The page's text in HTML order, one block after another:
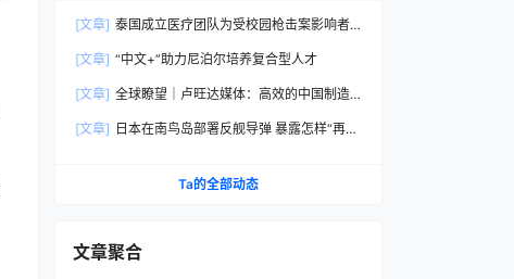
[文章] 泰国成立医疗团队为受校园枪击案影响者
[文章] “中文+”助力尼泊尔培养复合型人才
[文章] 全球瞭望｜卢旺达媒体：高效的中国制造
[文章] 日本在南鸟岛部署反舰导弹 暴露怎样“再军
Ta的全部动态
文章聚合